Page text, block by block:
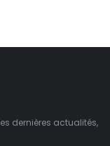
dernières actualités,